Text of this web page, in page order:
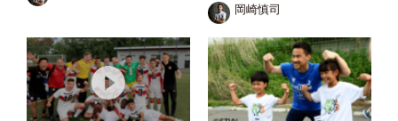
岡崎慎司